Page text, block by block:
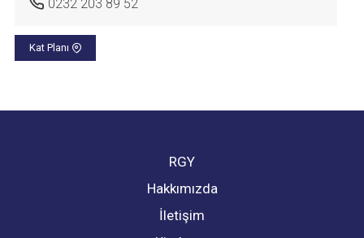
0232 203 89 52
Kat Planı
RGY
Hakkımızda
İletişim